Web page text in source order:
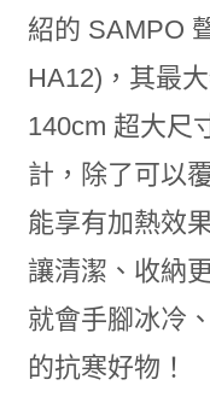
紹的 SAMPO
HA12)，其最
140cm 超大尺
計，除了可以
能享有加熱效
讓清潔、收納
就會手腳冰冷
的抗寒好物！